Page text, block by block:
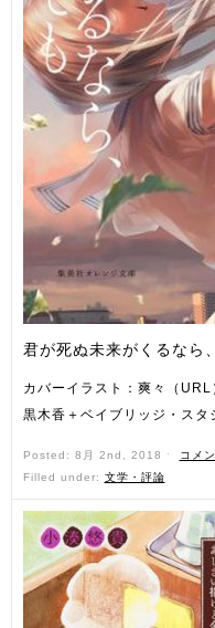
君が死ぬ未来がくるなら
カバーイラスト：爽々（URL
黒木香＋ベイブリッジ・スタ
Posted: 8月 2nd, 2018 ˑ
コメ
Filled under: 文学・評論